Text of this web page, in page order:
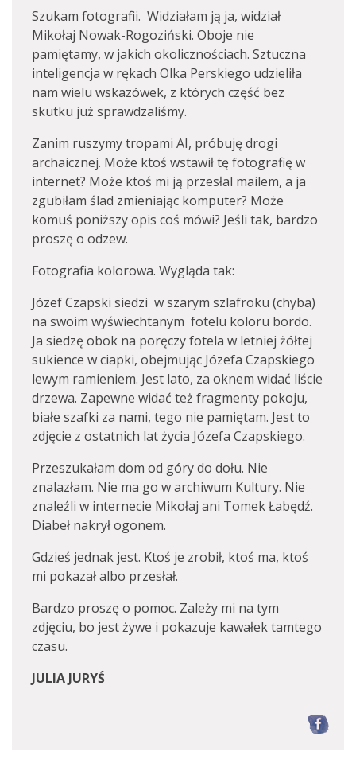
Szukam fotografii. Widziałam ją ja, widział
Mikołaj Nowak-Rogoziński. Oboje nie
pamiętamy, w jakich okolicznościach. Sztuczna
inteligencja w rękach Olka Perskiego udzieliła
nam wielu wskazówek, z których część bez
skutku już sprawdzaliśmy.
Zanim ruszymy tropami AI, próbuję drogi
archaicznej. Może ktoś wstawił tę fotografię w
internet? Może ktoś mi ją przesłal mailem, a ja
zgubiłam ślad zmieniając komputer? Może
komuś poniższy opis coś mówi? Jeśli tak, bardzo
proszę o odzew.
Fotografia kolorowa. Wygląda tak:
Józef Czapski siedzi w szarym szlafroku (chyba)
na swoim wyświechtanym fotelu koloru bordo.
Ja siedzę obok na poręczy fotela w letniej żółtej
sukience w ciapki, obejmując Józefa Czapskiego
lewym ramieniem. Jest lato, za oknem widać liście
drzewa. Zapewne widać też fragmenty pokoju,
białe szafki za nami, tego nie pamiętam. Jest to
zdjęcie z ostatnich lat życia Józefa Czapskiego.
Przeszukałam dom od góry do dołu. Nie
znalazłam. Nie ma go w archiwum Kultury. Nie
znaleźli w internecie Mikołaj ani Tomek Łabędź.
Diabeł nakrył ogonem.
Gdzieś jednak jest. Ktoś je zrobił, ktoś ma, ktoś
mi pokazał albo przesłał.
Bardzo proszę o pomoc. Zależy mi na tym
zdjęciu, bo jest żywe i pokazuje kawałek tamtego
czasu.
JULIA JURYŚ